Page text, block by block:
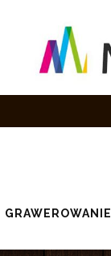
GRAWEROWANIE